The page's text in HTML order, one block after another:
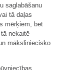
saglabāšanu
tā daļas
mērķiem, bet
nekaitē
māksliniecisko